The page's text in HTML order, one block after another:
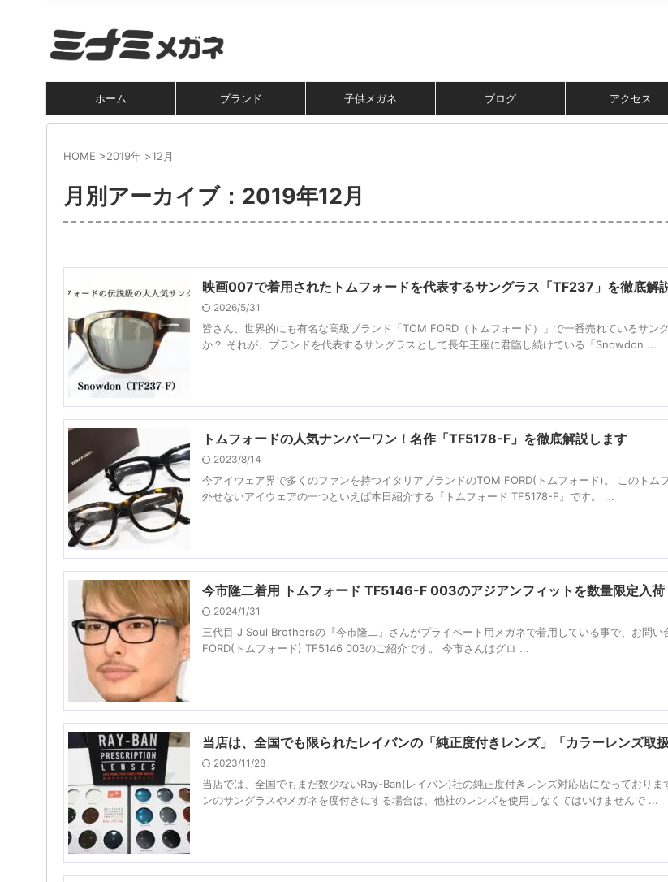
ホーム ブランド 子供メガネ ブログ アクセス
HOME >2019年 >12月
月別アーカイブ：2019年12月
映画007で着用されたトムフォードを代表するサングラス「TF237」を徹底解
2026/5/31
皆さん、世界的にも有名な高級ブランド「TOM FORD（トムフォード）」で一番売れているサン
か？ それが、ブランドを代表するサングラスとして長年王座に君臨し続けている「Snowdon ...
トムフォードの人気ナンバーワン！名作「TF5178-F」を徹底解説します
2023/8/14
今アイウェア界で多くのファンを持つイタリアブランドのTOM FORD(トムフォード)。 このトム
外せないアイウェアの一つといえば本日紹介する『トムフォード TF5178-F』です。 ...
今市隆二着用 トムフォード TF5146-F 003のアジアンフィットを数量限定入荷
2024/1/31
三代目 J Soul Brothersの『今市隆二』さんがプライベート用メガネで着用している事で、お問い
FORD(トムフォード) TF5146 003のご紹介です。 今市さんはグロ ...
当店は、全国でも限られたレイバンの「純正度付きレンズ」「カラーレンズ取
2023/11/28
当店では、全国でもまだ数少ないRay-Ban(レイバン)社の純正度付きレンズ対応店になっておりま
ンのサングラスやメガネを度付きにする場合は、他社のレンズを使用しなくてはいけませんで ...